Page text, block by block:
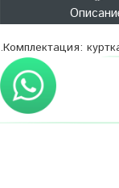
.Комплектация: